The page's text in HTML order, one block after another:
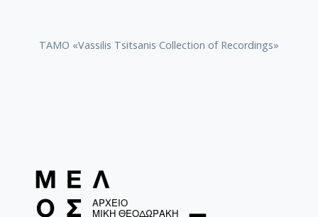
TAMO «Vassilis Tsitsanis Collection of Recordings»